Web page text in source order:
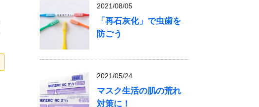
2021/08/05
「再石灰化」で虫歯を
防ごう
2021/05/24
マスク生活の肌の荒れ
対策に！